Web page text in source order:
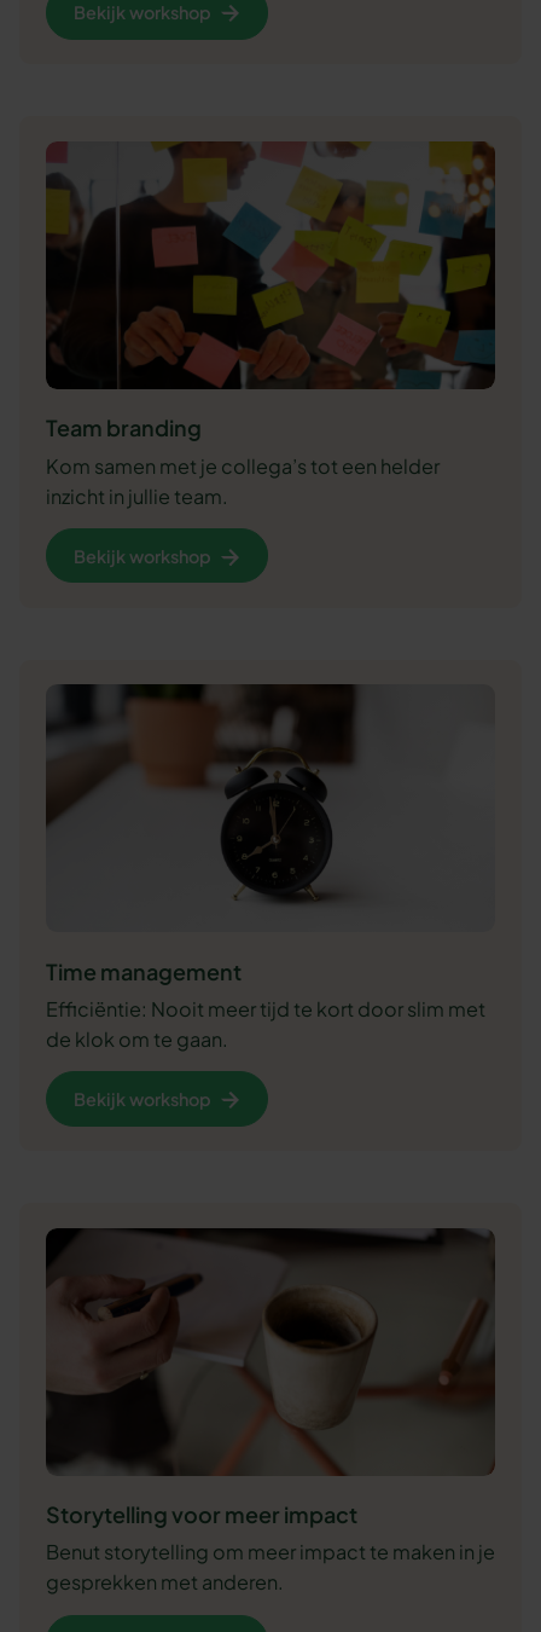
Bekijk workshop
Team branding
Kom samen met je collega’s tot een helder
inzicht in jullie team.
Bekijk workshop
Time management
Efficiëntie: Nooit meer tijd te kort door slim met
de klok om te gaan.
Bekijk workshop
Storytelling voor meer impact
Benut storytelling om meer impact te maken in je
gesprekken met anderen.